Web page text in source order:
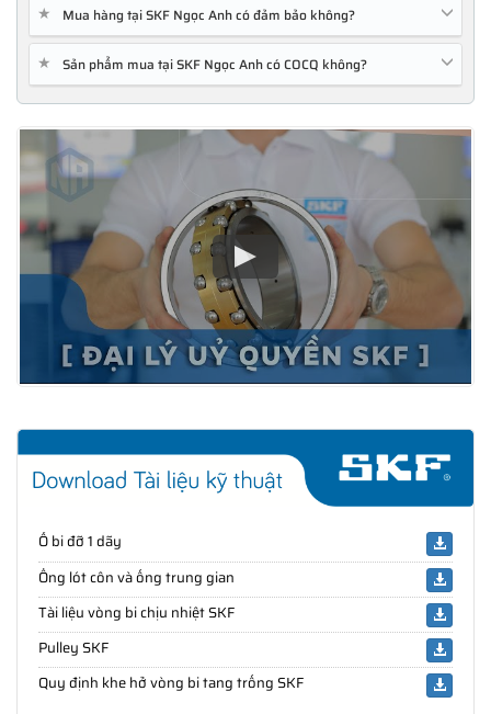
★ Mua hàng tại SKF Ngọc Anh có đảm bảo không?
★ Sản phẩm mua tại SKF Ngọc Anh có COCQ không?
Ổ bi đỡ 1 dãy
Ống lót côn và ống trung gian
Tài liệu vòng bi chịu nhiệt SKF
Pulley SKF
Quy định khe hở vòng bi tang trống SKF